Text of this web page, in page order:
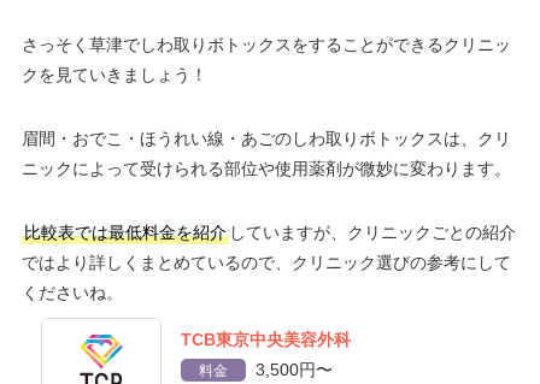
さっそく草津でしわ取りボトックスをすることができるクリニッ
クを見ていきましょう！
眉間・おでこ・ほうれい線・あごのしわ取りボトックスは、クリ
ニックによって受けられる部位や使用薬剤が微妙に変わります。
比較表では最低料金を紹介していますが、クリニックごとの紹介
ではより詳しくまとめているので、クリニック選びの参考にして
くださいね。
TCB東京中央美容外科
料金 3,500円〜